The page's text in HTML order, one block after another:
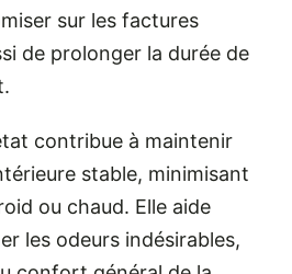
sur les factures
de prolonger la durée de
contribue à maintenir
stable, minimisant
ou chaud. Elle aide
les odeurs indésirables,